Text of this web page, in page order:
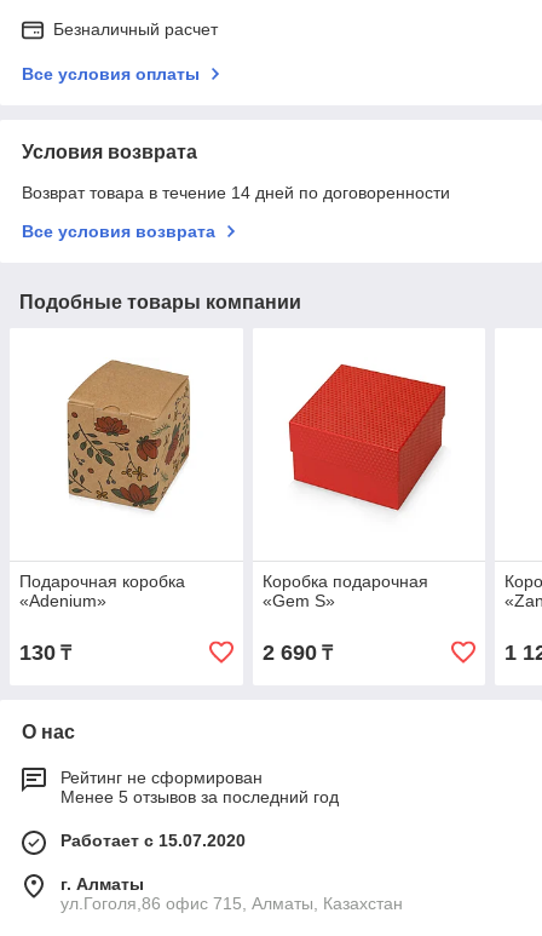
Безналичный расчет
Все условия оплаты
Условия возврата
Возврат товара в течение 14 дней по договоренности
Все условия возврата
Подобные товары компании
Подарочная коробка
«Adenium»
130 ₸
Коробка подарочная
«Gem S»
2 690₸ 1
О нас
Рейтинг не сформирован
Менее 5 отзывов за последний год
Работает с 15.07.2020
г. Алматы
ул.Гоголя,86 офис 715, Алматы, Казахстан